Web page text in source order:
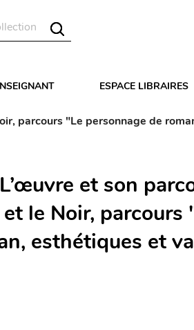
ESPACE LIBRAIRES
parcours "Le personnage de
et son
le Noir, parcours
esthétiques et